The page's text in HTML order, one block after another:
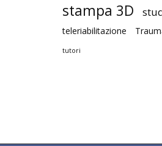
stampa 3D
teleriabilitazione
tutori